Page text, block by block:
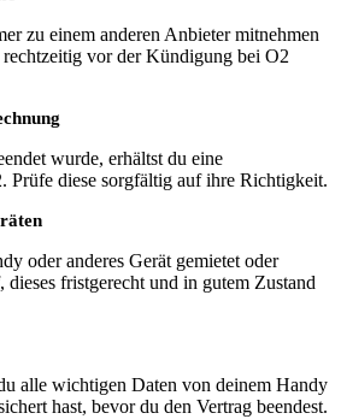
zu einem anderen Anbieter mitnehmen
rechtzeitig vor der Kündigung bei O2
wurde, erhältst du eine
Prüfe diese sorgfältig auf ihre Richtigkeit.
oder anderes Gerät gemietet oder
dieses fristgerecht und in gutem Zustand
alle wichtigen Daten von deinem Handy
hast, bevor du den Vertrag beendest.